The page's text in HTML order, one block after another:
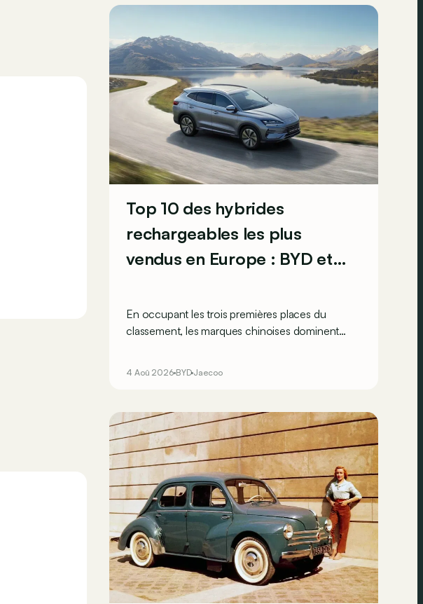
faiblesses.
Top 10 des hybrides
rechargeables les plus
vendus en Europe : BYD et
En occupant les trois premières places du
classement, les marques chinoises dominent
4 Aoû 2026 BYD Jaecoo